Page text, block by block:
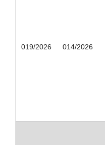
019/2026 014/2026